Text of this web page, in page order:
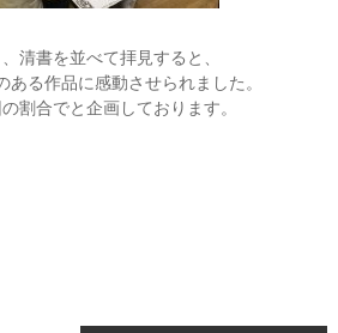
清書を並べて拝見すると、
ある作品に感動させられました。
割合でと企画しております。